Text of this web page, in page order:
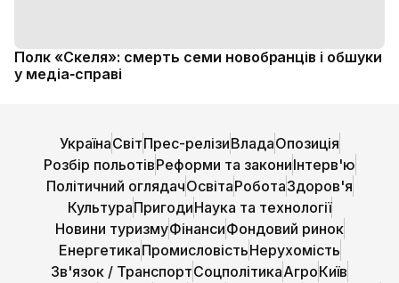
Полк «Скеля»: смерть семи новобранців і обшуки
у медіа‑справі
УкраїнаСвітПрес-релізиВладаОпозиція
Розбір польотівРеформи та закониІнтерв'ю
Політичний оглядачОсвітаРоботаЗдоров'я
КультураПригодиНаука та технології
Новини туризмуФінансиФондовий ринок
ЕнергетикаПромисловістьНерухомість
Зв'язок / ТранспортСоцполітикаАгроКиїв